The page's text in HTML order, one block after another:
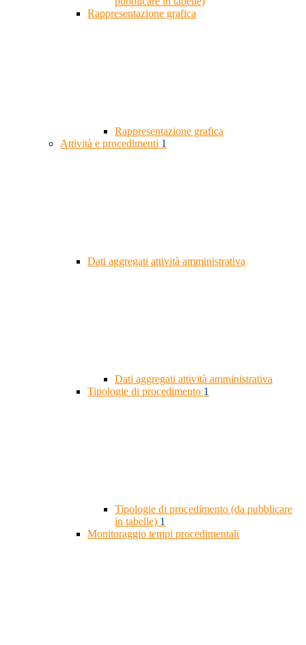
Rappresentazione grafica
Rappresentazione grafica
Attività e procedimenti 1
Dati aggregati attività amministrativa
Dati aggregati attività amministrativa
Tipologie di procedimento 1
Tipologie di procedimento (da pubblicare
in tabelle) 1
Monitoraggio tempi procedimentali